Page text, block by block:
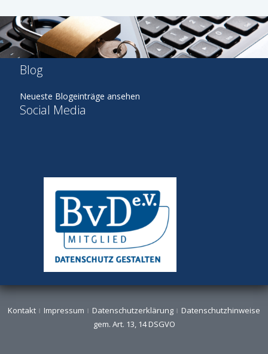
Blog
Neueste Blogeinträge ansehen
Social Media
Kontakt Impressum Datenschutzerklärung
Datenschutzhinweise
gem. Art. 13, 14 DSGVO